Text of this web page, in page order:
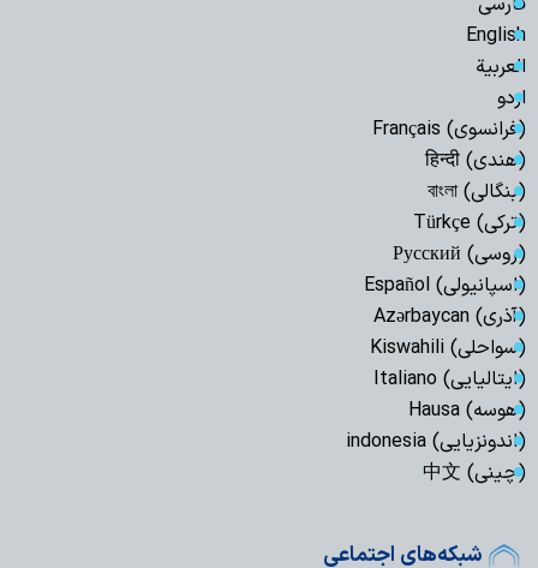
English
العربیة
اردو
(فرانسوی) Français
(هندی) हिन्दी
(بنگالی) বাংলা
(ترکی) Türkçe
(روسی) Русский
(اسپانیولی) Español
(آذری) Azərbaycan
(سواحلی) Kiswahili
(ایتالیایی) Italiano
(هوسه) Hausa
(اندونزیایی) indonesia
(چینی) 中文
شبکه‌های اجتماعی